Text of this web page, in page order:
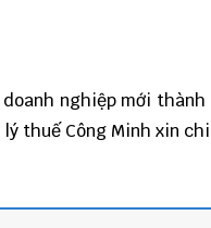
nghiệp mới thành
lý thuế Công Minh xin